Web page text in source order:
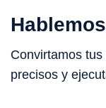
Convirtamos
precisos y